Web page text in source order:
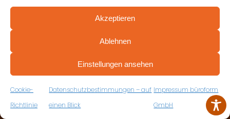
Akzeptieren
Ablehnen
Einstellungen ansehen
Cookie-
Richtlinie
Datenschutzbestimmungen – auf
einen Blick
Impressum büroform
GmbH
Paulinenstraße 51, 70178
Stuttgart
+49 (0) 711 674184-17
büroform GmbH,
VEREINBAREN SIE JETZT IHRE
KOSTENFREIE ERSTBERATUNG
ZUM RÜCKRUFFORMULAR